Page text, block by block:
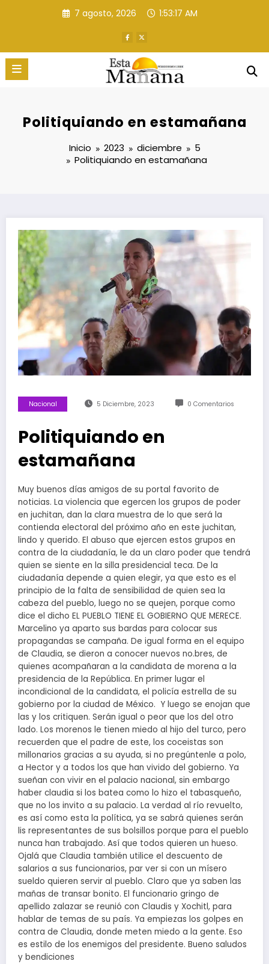
7 agosto, 2026 1:53:19 AM
Politiquiando en estamañana
Inicio 2023 diciembre
5
Politiquiando en estamañana
Nacional 5 Diciembre, 2023 0 Comentarios
Politiquiando en
estamañana
Muy buenos días amigos de su portal favorito de
noticias. La violencia que egercen los grupos de poder
en juchitan, dan la clara muestra de lo que será la
contienda electoral del próximo año en este juchitan,
lindo y querido. El abuso que ejercen estos grupos en
contra de la ciudadanía, le da un claro poder que tendrá
quien se siente en la silla presidencial teca. De la
ciudadanía depende a quien elegir, ya que esto es el
principio de la falta de sensibilidad de quien sea la
cabeza del pueblo, luego no se quejen, porque como
dice el dicho EL PUEBLO TIENE EL GOBIERNO QUE MERECE.
Marcelino ya aparto sus bardas para colocar sus
propagandas se campaña. De igual forma en el equipo
de Claudia, se dieron a conocer nuevos no.bres, de
quienes acompañaran a la candidata de morena a la
presidencia de la República. En primer lugar el
incondicional de la candidata, el policía estrella de su
gobierno por la ciudad de México. Y luego se enojan que
las y los critiquen. Serán igual o peor que los del otro
lado. Los morenos le tienen miedo al hijo del turco, pero
recuerden que el padre de este, los coceistas son
millonarios gracias a su ayuda, si no pregúntenle a polo,
a Hector y a todos los que han vivido del gobierno. Ya
sueñan con vivir en el palacio nacional, sin embargo
haber claudia si los batea como lo hizo el tabasqueño,
que no los invito a su palacio. La verdad al río revuelto,
es así como esta la política, ya se sabrá quienes serán
lis representantes de sus bolsillos porque para el pueblo
nunca han trabajado. Así que todos quieren un hueso.
Ojalá que Claudia también utilice el descuento de
salarios a sus funcionarios, par ver si con un mísero
sueldo quieren servir al pueblo. Claro que ya saben las
mañas de transar bonito. El funcionario gringo de
apellido zalazar se reunió con Claudis y Xochitl, para
hablar de temas de su país. Ya empiezas los golpes en
contra de Claudia, donde meten miedo a la gente. Eso
es estilo de los enemigos del presidente. Bueno saludos
y bendiciones